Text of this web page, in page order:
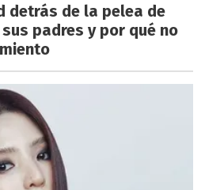
detrás de la pelea de
padres y por qué no